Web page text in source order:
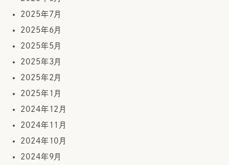
2025年7月
2025年6月
2025年5月
2025年3月
2025年2月
2025年1月
2024年12月
2024年11月
2024年10月
2024年9月